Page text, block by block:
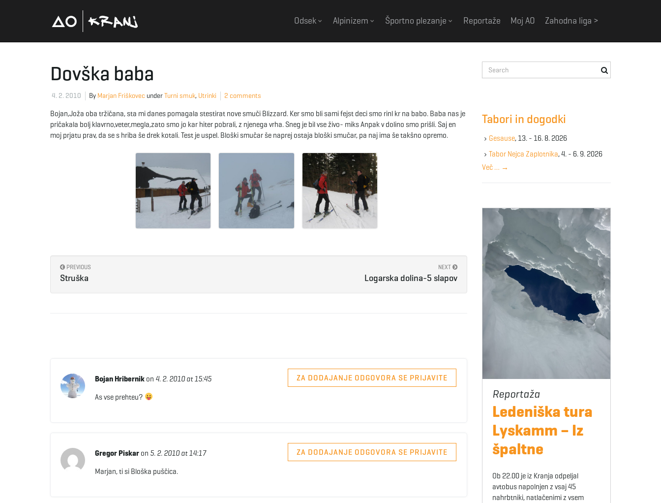
Odsek Alpinizem Športno plezanje Reportaže Moj AO Zahodna liga >
Dovška baba
4. 2. 2010 By Marjan Friškovec underTurni smuk, Utrinki 2 comments
Bojan,Joža oba tržičana, sta mi danes pomagala stestirat nove smuči Blizzard. Ker smo bli sami fejst deci smo rinl kr na babo. Baba nas je
pričakala bolj klavrno,veter,megla,zato smo jo kar hiter pobrali, z njenega vrha. Sneg je bil vse živo- miks Anpak v dolino smo prišli. Saj en
moj prjatu prav, da se s hriba še drek kotali. Test je uspel. Bloški smučar še naprej ostaja bloški smučar, pa naj ima še takšno opremo.
PREVIOUS
Struška
NEXT
Logarska dolina-5 slapov
Bojan Hribernikon 4. 2. 2010 at 15:45 ZA DODAJANJE ODGOVORA SE PRIJAVITE
As vse prehteu?
Gregor Piskaron 5. 2. 2010 at 14:17 ZA DODAJANJE ODGOVORA SE PRIJAVITE
Marjan, ti si Bloška puščica.
e
e
y
w
r
Tabori in dogodki
Gesause, 13. - 16. 8. 2026
Tabor Nejca Zaplotnika, 4. - 6. 9. 2026
Več … →
Ledeniška tura
Lyskamm – Iz
špaltne
Ob 22.00 je iz Kranja odpeljal
avtobus napolnjen z vsaj 45
nahrbtniki, natlačenimi z vsem